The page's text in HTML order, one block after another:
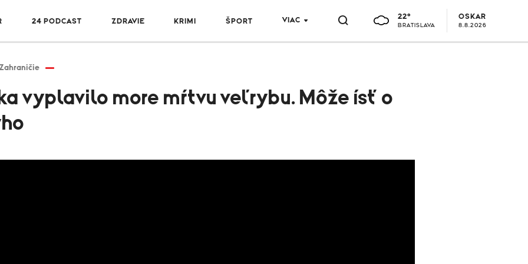
24 PODCAST ZDRAVIE KRIMI ŠPORT VIAC 22°
BRATISLAVA
OSKAR
8.8.2026
vyplavilo more mŕtvu veľrybu. Môže ísť o